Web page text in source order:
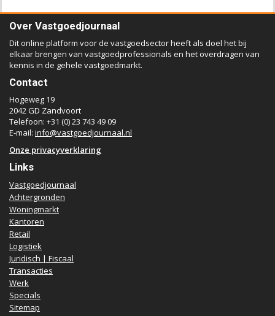
Over Vastgoedjournaal
Dit online platform voor de vastgoedsector heeft als doel het bij
elkaar brengen van vastgoedprofessionals en het overdragen van
kennis in de gehele vastgoedmarkt.
Contact
Hogeweg 19
2042 GD Zandvoort
Telefoon: +31 (0) 23 743 49 09
E-mail: info@vastgoedjournaal.nl
Onze privacyverklaring
Links
Vastgoedjournaal
Achtergronden
Woningmarkt
Kantoren
Retail
Logistiek
Juridisch | Fiscaal
Transacties
Werk
Specials
Sitemap